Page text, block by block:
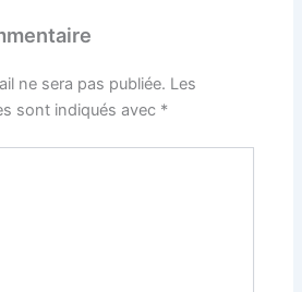
ne sera pas publiée. Les
sont indiqués avec *